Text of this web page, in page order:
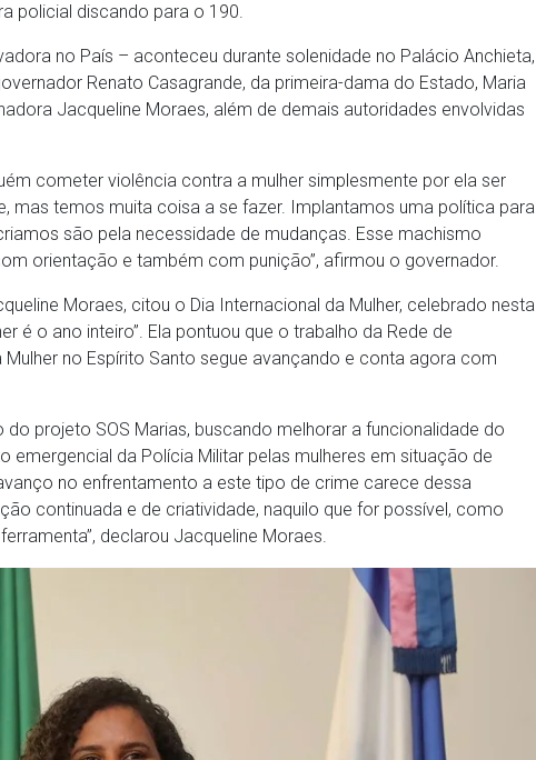
policial discando para o 190.
no País – aconteceu durante solenidade no Palácio Anchieta,
Renato Casagrande, da primeira-dama do Estado, Maria
Jacqueline Moraes, além de demais autoridades envolvidas
cometer violência contra a mulher simplesmente por ela ser
mas temos muita coisa a se fazer. Implantamos uma política para
são pela necessidade de mudanças. Esse machismo
orientação e também com punição”, afirmou o governador.
Moraes, citou o Dia Internacional da Mulher, celebrado nesta
é o ano inteiro”. Ela pontuou que o trabalho da Rede de
no Espírito Santo segue avançando e conta agora com
projeto SOS Marias, buscando melhorar a funcionalidade do
emergencial da Polícia Militar pelas mulheres em situação de
no enfrentamento a este tipo de crime carece dessa
continuada e de criatividade, naquilo que for possível, como
declarou Jacqueline Moraes.